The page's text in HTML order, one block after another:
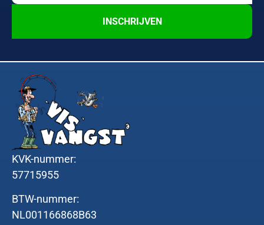
INSCHRIJVEN
KVK-nummer:
57715955
BTW-nummer:
NL001166868B63